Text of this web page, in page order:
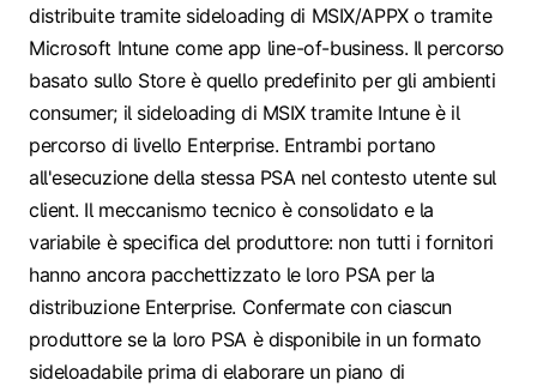
distribuite tramite sideloading di MSIX/APPX o tramite
Microsoft Intune come app line-of-business. Il percorso
basato sullo Store è quello predefinito per gli ambienti
consumer; il sideloading di MSIX tramite Intune è il
percorso di livello Enterprise. Entrambi portano
all'esecuzione della stessa PSA nel contesto utente sul
client. Il meccanismo tecnico è consolidato e la
variabile è specifica del produttore: non tutti i fornitori
hanno ancora pacchettizzato le loro PSA per la
distribuzione Enterprise. Confermate con ciascun
produttore se la loro PSA è disponibile in un formato
sideloadabile prima di elaborare un piano di